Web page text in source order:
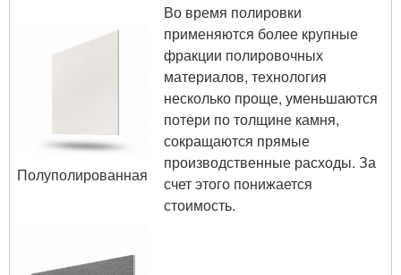
Полуполированная
Во время полировки
применяются более крупные
фракции полировочных
материалов, технология
несколько проще, уменьшаются
потери по толщине камня,
сокращаются прямые
производственные расходы. За
счет этого понижается
стоимость.